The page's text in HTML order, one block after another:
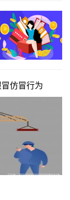
仿冒行为